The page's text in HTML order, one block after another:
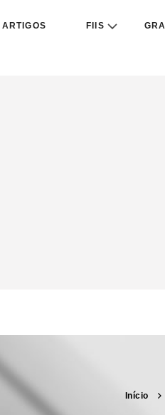
ARTIGOS FIIS
Início